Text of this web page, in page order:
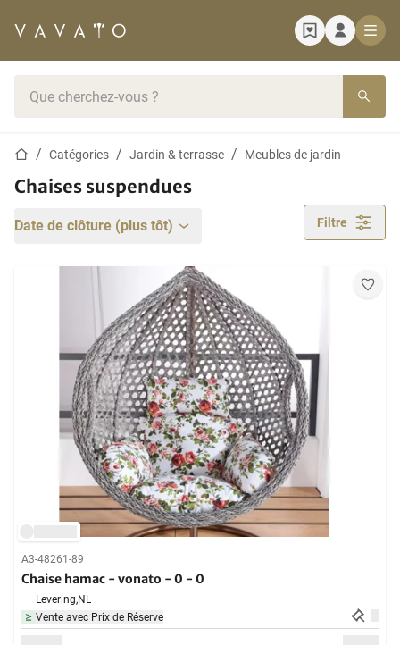
Page d'accueil
Catégories Jardin & terrasse Meubles de jardin
Chaises suspendues
Date de clôture (plus tôt) Filtre
A3-48261-89
Chaise hamac - vonato - 0 - 0
Levering,NL
Vente avec Prix de Réserve